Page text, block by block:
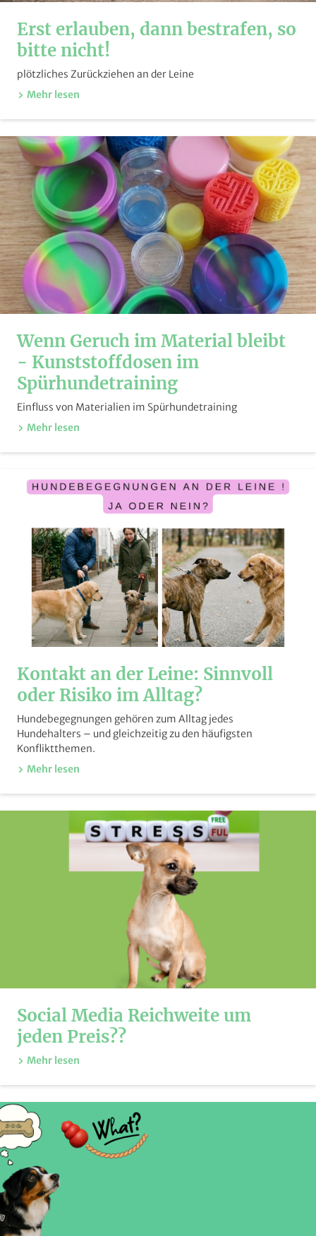
Erst erlauben, dann bestrafen, so
bitte nicht!
plötzliches Zurückziehen an der Leine
Mehr lesen
Wenn Geruch im Material bleibt
- Kunststoffdosen im
Spürhundetraining
Einfluss von Materialien im Spürhundetraining
Mehr lesen
Kontakt an der Leine: Sinnvoll
oder Risiko im Alltag?
Hundebegegnungen gehören zum Alltag jedes
Hundehalters – und gleichzeitig zu den häufigsten
Konfliktthemen.
Mehr lesen
Social Media Reichweite um
jeden Preis??
Mehr lesen